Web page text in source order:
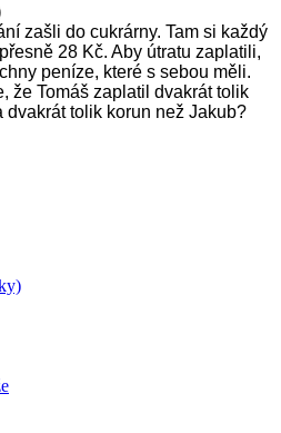
zašli do cukrárny. Tam si každý
28 Kč. Aby útratu zaplatili,
peníze, které s sebou měli.
že Tomáš zaplatil dvakrát tolik
dvakrát tolik korun než Jakub?